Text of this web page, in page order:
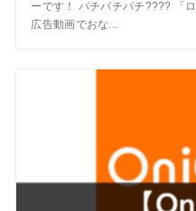
ーです！ パチパチパチ???? 「
広告動画でおな...